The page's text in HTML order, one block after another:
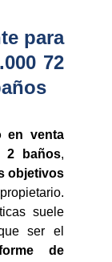
para
72
en venta
2 baños,
objetivos
suele
ser el
de